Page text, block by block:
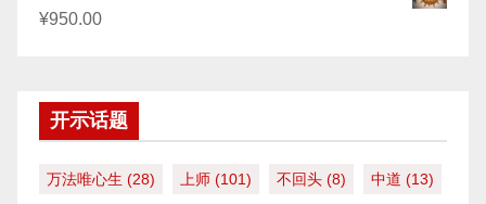
¥950.00
开示话题
万法唯心生 (28) 上师 (101) 不回头 (8) 中道 (13)